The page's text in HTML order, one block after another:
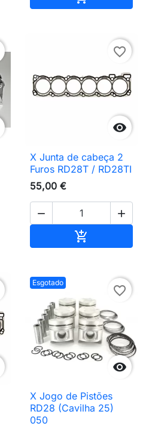

favorite_border
X Junta de cabeça 2
Furos RD28T / RD28TI
55,00 €
 

Esgotado

favorite_border
X Jogo de Pistões
RD28 (Cavilha 25)
050